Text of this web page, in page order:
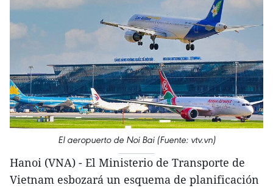
El aeropuerto de Noi Bai (Fuente: vtv.vn)
Hanoi (VNA) - El Ministerio de Transporte de
Vietnam esbozará un esquema de planificación